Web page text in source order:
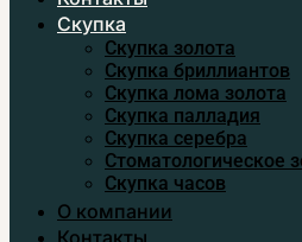
Скупка
Скупка золота
Скупка бриллиантов
Скупка лома золота
Скупка палладия
Скупка серебра
Стоматологическое
Скупка часов
О компании
Контакты